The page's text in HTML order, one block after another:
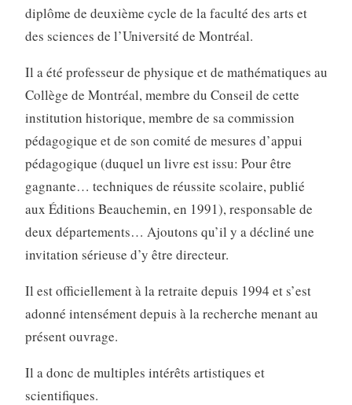
diplôme de deuxième cycle de la faculté des arts et
des sciences de l’Université de Montréal.
Il a été professeur de physique et de mathématiques au
Collège de Montréal, membre du Conseil de cette
institution historique, membre de sa commission
pédagogique et de son comité de mesures d’appui
pédagogique (duquel un livre est issu: Pour être
gagnante… techniques de réussite scolaire, publié
aux Éditions Beauchemin, en 1991), responsable de
deux départements… Ajoutons qu’il y a décliné une
invitation sérieuse d’y être directeur.
Il est officiellement à la retraite depuis 1994 et s’est
adonné intensément depuis à la recherche menant au
présent ouvrage.
Il a donc de multiples intérêts artistiques et
scientifiques.